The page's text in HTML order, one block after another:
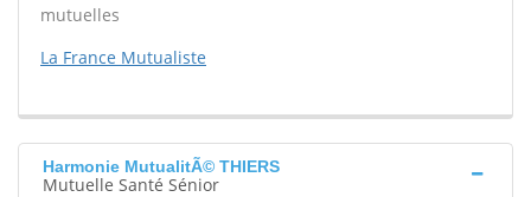
mutuelles
La France Mutualiste
Harmonie MutualitÃ© THIERS
Mutuelle Santé Sénior